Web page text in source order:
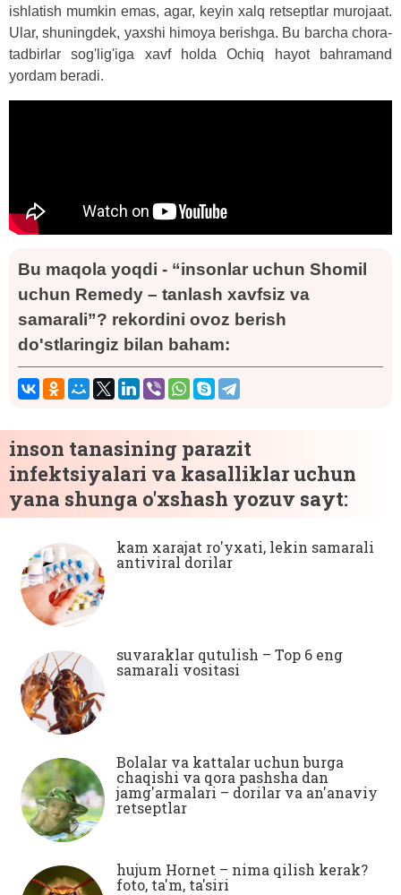
ishlatish mumkin emas, agar, keyin xalq retseptlar murojaat.
Ular, shuningdek, yaxshi himoya berishga. Bu barcha chora-
tadbirlar sog'lig'iga xavf holda Ochiq hayot bahramand
yordam beradi.
Bu maqola yoqdi - “insonlar uchun Shomil
uchun Remedy – tanlash xavfsiz va
samarali”? rekordini ovoz berish
do'stlaringiz bilan baham:
inson tanasining parazit
infektsiyalari va kasalliklar uchun
yana shunga o'xshash yozuv sayt:
kam xarajat ro'yxati, lekin samarali
antiviral dorilar
suvaraklar qutulish – Top 6 eng
samarali vositasi
Bolalar va kattalar uchun burga
chaqishi va qora pashsha dan
jamg'armalari – dorilar va an'anaviy
retseptlar
hujum Hornet – nima qilish kerak?
foto, ta'm, ta'siri